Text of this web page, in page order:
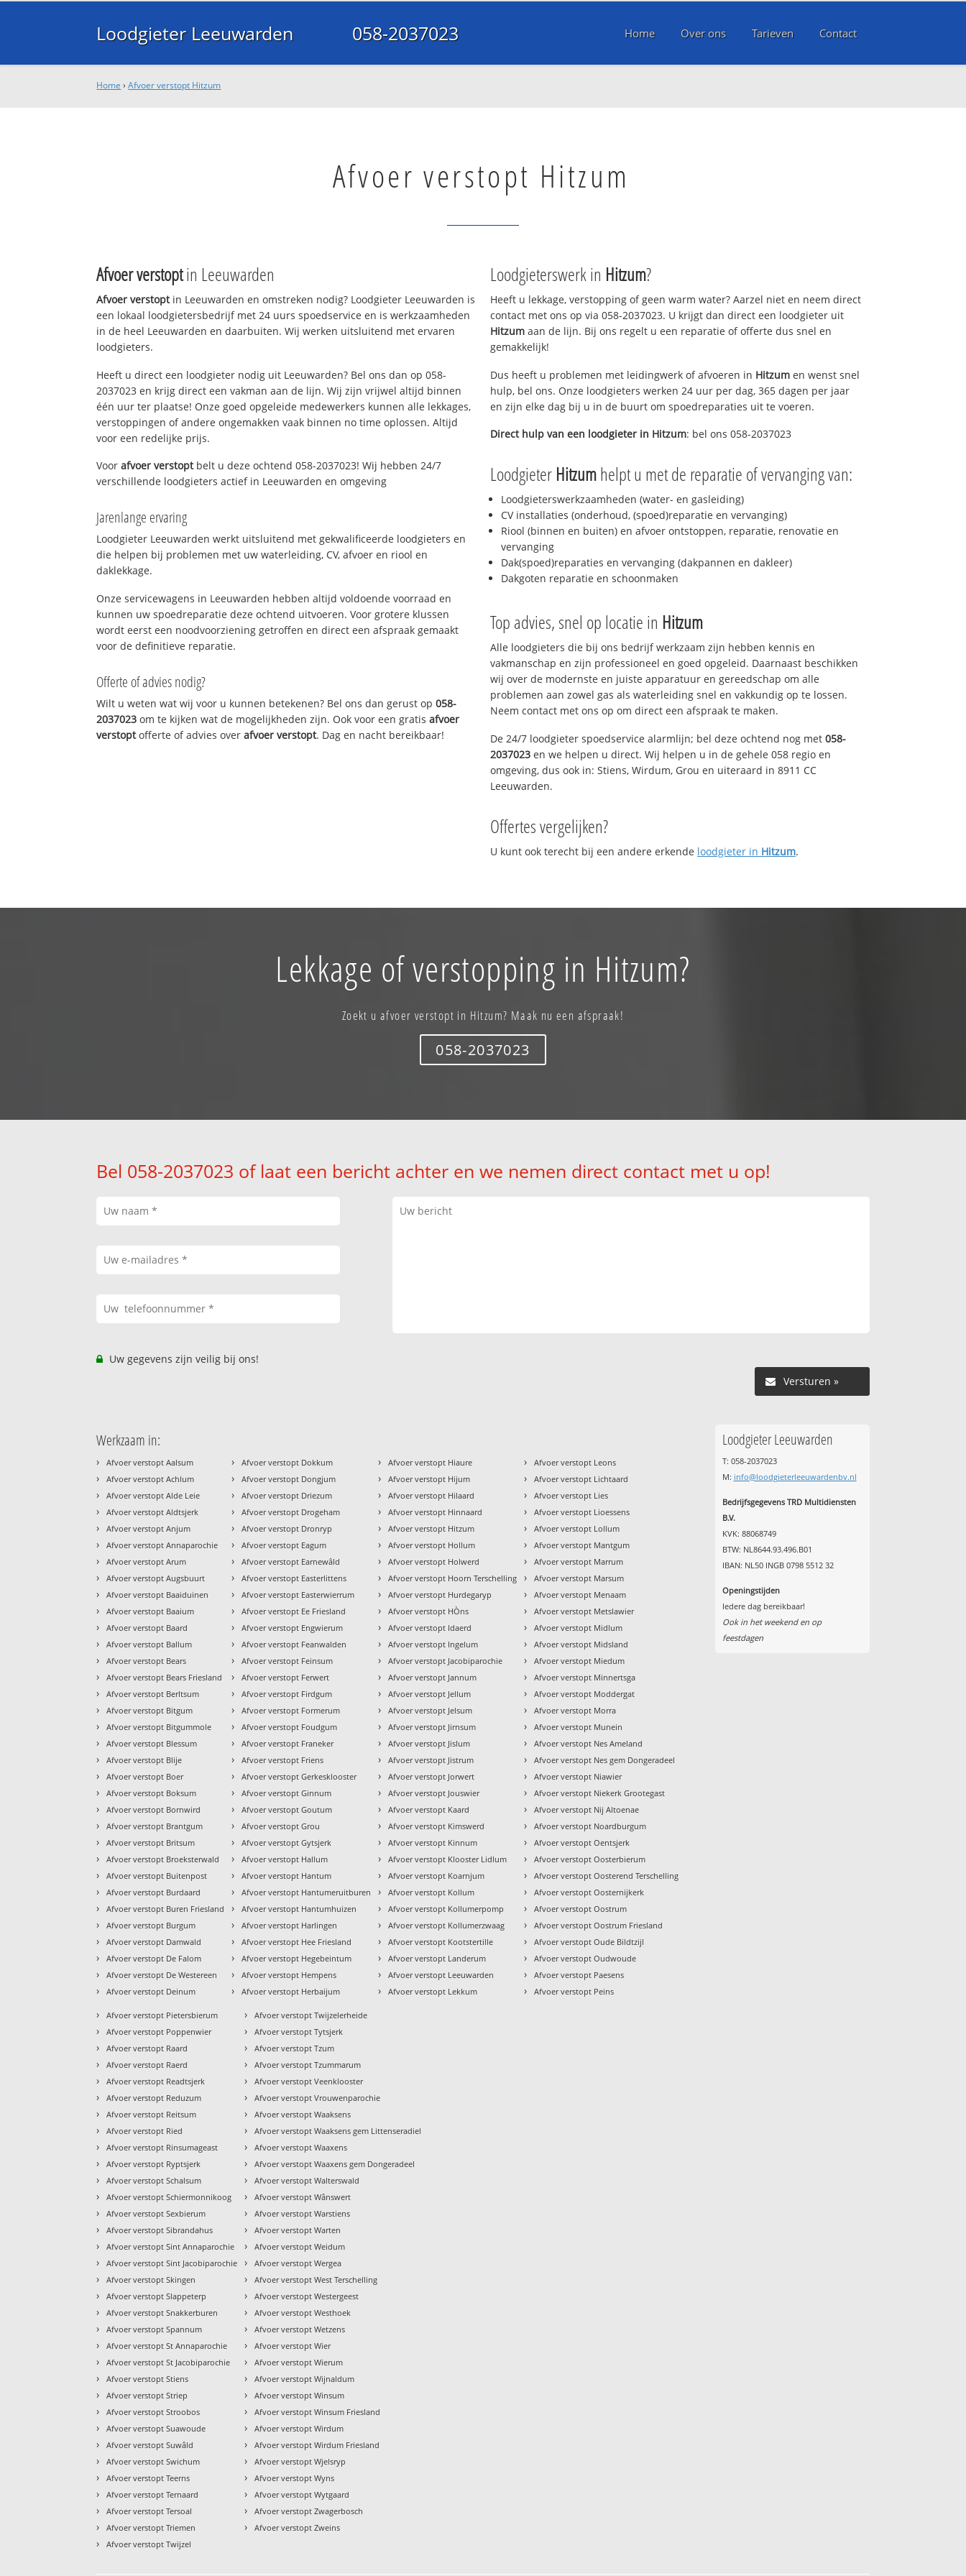
Loodgieter Leeuwarden 058-2037023 Home Over ons Tarieven Contact
Home ›Afvoer verstopt Hitzum
Afvoer verstopt Hitzum
Afvoer verstoptin Leeuwarden
Afvoer verstoptin Leeuwarden en omstreken nodig? Loodgieter Leeuwarden is
een lokaal loodgietersbedrijf met 24 uurs spoedservice en is werkzaamheden
in de heel Leeuwarden en daarbuiten. Wij werken uitsluitend met ervaren
loodgieters.
Heeft u direct een loodgieter nodig uit Leeuwarden? Bel ons dan op 058-
2037023 en krijg direct een vakman aan de lijn. Wij zijn vrijwel altijd binnen
één uur ter plaatse! Onze goed opgeleide medewerkers kunnen alle lekkages,
verstoppingen of andere ongemakken vaak binnen no time oplossen. Altijd
voor een redelijke prijs.
Voorafvoer verstoptbelt u deze ochtend 058-2037023! Wij hebben 24/7
verschillende loodgieters actief in Leeuwarden en omgeving
Jarenlange ervaring
Loodgieter Leeuwarden werkt uitsluitend met gekwalificeerde loodgieters en
die helpen bij problemen met uw waterleiding, CV, afvoer en riool en
daklekkage.
Onze servicewagens in Leeuwarden hebben altijd voldoende voorraad en
kunnen uw spoedreparatie deze ochtend uitvoeren. Voor grotere klussen
wordt eerst een noodvoorziening getroffen en direct een afspraak gemaakt
voor de definitieve reparatie.
Offerte of advies nodig?
Wilt u weten wat wij voor u kunnen betekenen? Bel ons dan gerust op058-
2037023 om te kijken wat de mogelijkheden zijn. Ook voor een gratisafvoer
verstoptofferte of advies overafvoer verstopt. Dag en nacht bereikbaar!
Loodgieterswerk in Hitzum?
Heeft u lekkage, verstopping of geen warm water? Aarzel niet en neem direct
contact met ons op via 058-2037023. U krijgt dan direct een loodgieter uit
Hitzum aan de lijn. Bij ons regelt u een reparatie of offerte dus snel en
gemakkelijk!
Dus heeft u problemen met leidingwerk of afvoeren in Hitzum en wenst snel
hulp, bel ons. Onze loodgieters werken 24 uur per dag, 365 dagen per jaar
en zijn elke dag bij u in de buurt om spoedreparaties uit te voeren.
Direct hulp van een loodgieter in Hitzum: bel ons 058-2037023
Loodgieter Hitzumhelpt u met de reparatie of vervanging van:
Loodgieterswerkzaamheden (water- en gasleiding)
CV installaties (onderhoud, (spoed)reparatie en vervanging)
Riool (binnen en buiten) en afvoer ontstoppen, reparatie, renovatie en
vervanging
Dak(spoed)reparaties en vervanging (dakpannen en dakleer)
Dakgoten reparatie en schoonmaken
Top advies, snel op locatie in Hitzum
Alle loodgieters die bij ons bedrijf werkzaam zijn hebben kennis en
vakmanschap en zijn professioneel en goed opgeleid. Daarnaast beschikken
wij over de modernste en juiste apparatuur en gereedschap om alle
problemen aan zowel gas als waterleiding snel en vakkundig op te lossen.
Neem contact met ons op om direct een afspraak te maken.
De 24/7 loodgieter spoedservice alarmlijn; bel deze ochtend nog met 058-
2037023 en we helpen u direct. Wij helpen u in de gehele 058 regio en
omgeving, dus ook in: Stiens, Wirdum, Grou en uiteraard in 8911 CC
Leeuwarden.
Offertes vergelijken?
U kunt ook terecht bij een andere erkende loodgieter in Hitzum.
Lekkage of verstopping in Hitzum?
Zoekt u afvoer verstopt in Hitzum? Maak nu een afspraak!
058-2037023
Bel 058-2037023 of laat een bericht achter en we nemen direct contact met u op!
Uw gegevens zijn veilig bij ons!
Versturen »
Werkzaam in:
› Afvoer verstopt Aalsum
› Afvoer verstopt Achlum
› Afvoer verstopt Alde Leie
› Afvoer verstopt Aldtsjerk
› Afvoer verstopt Anjum
› Afvoer verstopt Annaparochie
› Afvoer verstopt Arum
› Afvoer verstopt Augsbuurt
› Afvoer verstopt Baaiduinen
› Afvoer verstopt Baaium
› Afvoer verstopt Baard
› Afvoer verstopt Ballum
› Afvoer verstopt Bears
› Afvoer verstopt Bears Friesland
› Afvoer verstopt Berltsum
› Afvoer verstopt Bitgum
› Afvoer verstopt Bitgummole
› Afvoer verstopt Blessum
› Afvoer verstopt Blije
› Afvoer verstopt Boer
› Afvoer verstopt Boksum
› Afvoer verstopt Bornwird
› Afvoer verstopt Brantgum
› Afvoer verstopt Britsum
› Afvoer verstopt Broeksterwald
› Afvoer verstopt Buitenpost
› Afvoer verstopt Burdaard
› Afvoer verstopt Buren Friesland
› Afvoer verstopt Burgum
› Afvoer verstopt Damwald
› Afvoer verstopt De Falom
› Afvoer verstopt De Westereen
› Afvoer verstopt Deinum
› Afvoer verstopt Dokkum
› Afvoer verstopt Dongjum
› Afvoer verstopt Driezum
› Afvoer verstopt Drogeham
› Afvoer verstopt Dronryp
› Afvoer verstopt Eagum
› Afvoer verstopt Earnewâld
› Afvoer verstopt Easterlittens
› Afvoer verstopt Easterwierrum
› Afvoer verstopt Ee Friesland
› Afvoer verstopt Engwierum
› Afvoer verstopt Feanwalden
› Afvoer verstopt Feinsum
› Afvoer verstopt Ferwert
› Afvoer verstopt Firdgum
› Afvoer verstopt Formerum
› Afvoer verstopt Foudgum
› Afvoer verstopt Franeker
› Afvoer verstopt Friens
› Afvoer verstopt Gerkesklooster
› Afvoer verstopt Ginnum
› Afvoer verstopt Goutum
› Afvoer verstopt Grou
› Afvoer verstopt Gytsjerk
› Afvoer verstopt Hallum
› Afvoer verstopt Hantum
› Afvoer verstopt Hantumeruitburen
› Afvoer verstopt Hantumhuizen
› Afvoer verstopt Harlingen
› Afvoer verstopt Hee Friesland
› Afvoer verstopt Hegebeintum
› Afvoer verstopt Hempens
› Afvoer verstopt Herbaijum
› Afvoer verstopt Hiaure
› Afvoer verstopt Hijum
› Afvoer verstopt Hilaard
› Afvoer verstopt Hinnaard
› Afvoer verstopt Hitzum
› Afvoer verstopt Hollum
› Afvoer verstopt Holwerd
› Afvoer verstopt Hoorn Terschelling
› Afvoer verstopt Hurdegaryp
› Afvoer verstopt HÒns
› Afvoer verstopt Idaerd
› Afvoer verstopt Ingelum
› Afvoer verstopt Jacobiparochie
› Afvoer verstopt Jannum
› Afvoer verstopt Jellum
› Afvoer verstopt Jelsum
› Afvoer verstopt Jirnsum
› Afvoer verstopt Jislum
› Afvoer verstopt Jistrum
› Afvoer verstopt Jorwert
› Afvoer verstopt Jouswier
› Afvoer verstopt Kaard
› Afvoer verstopt Kimswerd
› Afvoer verstopt Kinnum
› Afvoer verstopt Klooster Lidlum
› Afvoer verstopt Koarnjum
› Afvoer verstopt Kollum
› Afvoer verstopt Kollumerpomp
› Afvoer verstopt Kollumerzwaag
› Afvoer verstopt Kootstertille
› Afvoer verstopt Landerum
› Afvoer verstopt Leeuwarden
› Afvoer verstopt Lekkum
› Afvoer verstopt Leons
› Afvoer verstopt Lichtaard
› Afvoer verstopt Lies
› Afvoer verstopt Lioessens
› Afvoer verstopt Lollum
› Afvoer verstopt Mantgum
› Afvoer verstopt Marrum
› Afvoer verstopt Marsum
› Afvoer verstopt Menaam
› Afvoer verstopt Metslawier
› Afvoer verstopt Midlum
› Afvoer verstopt Midsland
› Afvoer verstopt Miedum
› Afvoer verstopt Minnertsga
› Afvoer verstopt Moddergat
› Afvoer verstopt Morra
› Afvoer verstopt Munein
› Afvoer verstopt Nes Ameland
› Afvoer verstopt Nes gem Dongeradeel
› Afvoer verstopt Niawier
› Afvoer verstopt Niekerk Grootegast
› Afvoer verstopt Nij Altoenae
› Afvoer verstopt Noardburgum
› Afvoer verstopt Oentsjerk
› Afvoer verstopt Oosterbierum
› Afvoer verstopt Oosterend Terschelling
› Afvoer verstopt Oosternijkerk
› Afvoer verstopt Oostrum
› Afvoer verstopt Oostrum Friesland
› Afvoer verstopt Oude Bildtzijl
› Afvoer verstopt Oudwoude
› Afvoer verstopt Paesens
› Afvoer verstopt Peins
› Afvoer verstopt Pietersbierum
› Afvoer verstopt Poppenwier
› Afvoer verstopt Raard
› Afvoer verstopt Raerd
› Afvoer verstopt Readtsjerk
› Afvoer verstopt Reduzum
› Afvoer verstopt Reitsum
› Afvoer verstopt Ried
› Afvoer verstopt Rinsumageast
› Afvoer verstopt Ryptsjerk
› Afvoer verstopt Schalsum
› Afvoer verstopt Schiermonnikoog
› Afvoer verstopt Sexbierum
› Afvoer verstopt Sibrandahus
› Afvoer verstopt Sint Annaparochie
› Afvoer verstopt Sint Jacobiparochie
› Afvoer verstopt Skingen
› Afvoer verstopt Slappeterp
› Afvoer verstopt Snakkerburen
› Afvoer verstopt Spannum
› Afvoer verstopt St Annaparochie
› Afvoer verstopt St Jacobiparochie
› Afvoer verstopt Stiens
› Afvoer verstopt Striep
› Afvoer verstopt Stroobos
› Afvoer verstopt Suawoude
› Afvoer verstopt Suwâld
› Afvoer verstopt Swichum
› Afvoer verstopt Teerns
› Afvoer verstopt Ternaard
› Afvoer verstopt Tersoal
› Afvoer verstopt Triemen
› Afvoer verstopt Twijzel
› Afvoer verstopt Twijzelerheide
› Afvoer verstopt Tytsjerk
› Afvoer verstopt Tzum
› Afvoer verstopt Tzummarum
› Afvoer verstopt Veenklooster
› Afvoer verstopt Vrouwenparochie
› Afvoer verstopt Waaksens
› Afvoer verstopt Waaksens gem Littenseradiel
› Afvoer verstopt Waaxens
› Afvoer verstopt Waaxens gem Dongeradeel
› Afvoer verstopt Walterswald
› Afvoer verstopt Wânswert
› Afvoer verstopt Warstiens
› Afvoer verstopt Warten
› Afvoer verstopt Weidum
› Afvoer verstopt Wergea
› Afvoer verstopt West Terschelling
› Afvoer verstopt Westergeest
› Afvoer verstopt Westhoek
› Afvoer verstopt Wetzens
› Afvoer verstopt Wier
› Afvoer verstopt Wierum
› Afvoer verstopt Wijnaldum
› Afvoer verstopt Winsum
› Afvoer verstopt Winsum Friesland
› Afvoer verstopt Wirdum
› Afvoer verstopt Wirdum Friesland
› Afvoer verstopt Wjelsryp
› Afvoer verstopt Wyns
› Afvoer verstopt Wytgaard
› Afvoer verstopt Zwagerbosch
› Afvoer verstopt Zweins
Loodgieter Leeuwarden
T: 058-2037023
M: info@loodgieterleeuwardenbv.nl
Bedrijfsgegevens TRD Multidiensten
B.V.
KVK: 88068749
BTW: NL8644.93.496.B01
IBAN: NL50 INGB 0798 5512 32
Openingstijden
Iedere dag bereikbaar!
Ook in het weekend en op
feestdagen